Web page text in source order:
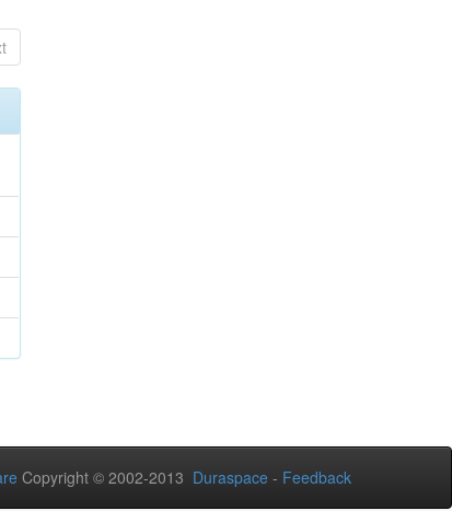
Copyright © 2002-2013 Duraspace - Feedback